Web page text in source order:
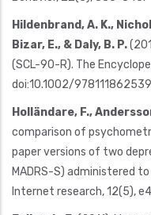
Hildenbrand, A. K.,
Bizar, E., & Daly, B. P.
(SCL-90-R). The
doi:10.1002/
Holländare, F.,
comparison of
paper versions of two
MADRS-S) administered
Internet research, 12(5),